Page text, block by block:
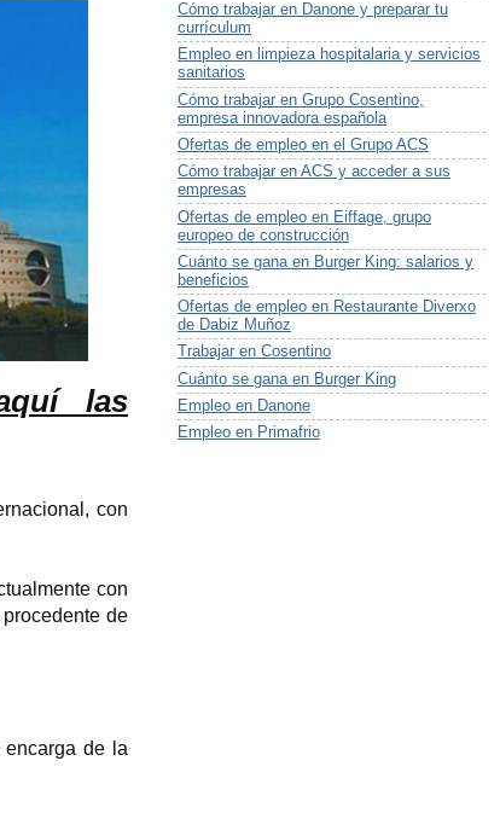
las
con
con
de
de la
Cómo trabajar en Danone y preparar tu
currículum
Empleo en limpieza hospitalaria y servicios
sanitarios
Cómo trabajar en Grupo Cosentino,
empresa innovadora española
Ofertas de empleo en el Grupo ACS
Cómo trabajar en ACS y acceder a sus
empresas
Ofertas de empleo en Eiffage, grupo
europeo de construcción
Cuánto se gana en Burger King: salarios y
beneficios
Ofertas de empleo en Restaurante Diverxo
de Dabiz Muñoz
Trabajar en Cosentino
Cuánto se gana en Burger King
Empleo en Danone
Empleo en Primafrio